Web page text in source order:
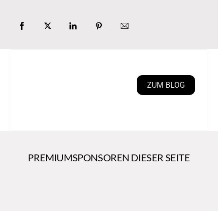
ZUM BLOG
PREMIUMSPONSOREN DIESER SEITE